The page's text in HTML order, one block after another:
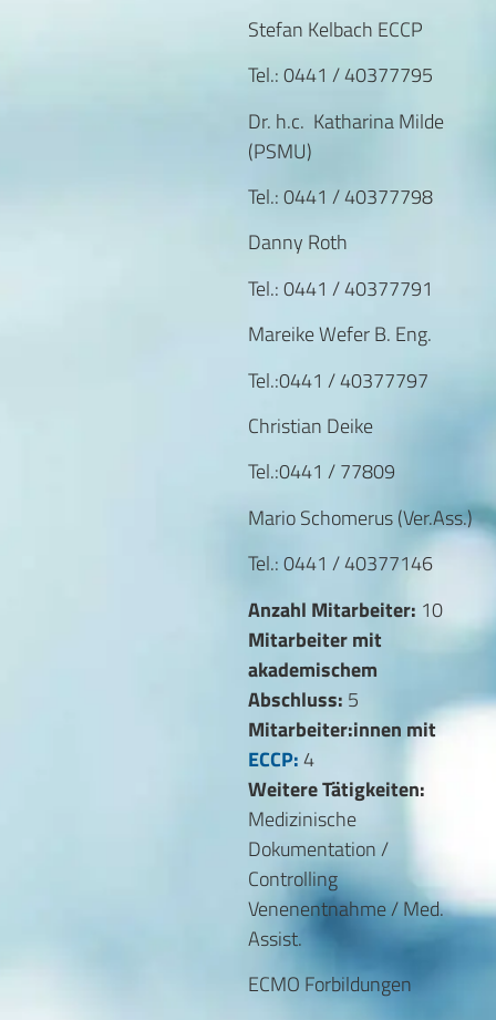
Stefan Kelbach ECCP
Tel.: 0441 / 40377795
Dr. h.c. Katharina Milde
(PSMU)
Tel.: 0441 / 40377798
Danny Roth
Tel.: 0441 / 40377791
Mareike Wefer B. Eng.
Tel.:0441 / 40377797
Christian Deike
Tel.:0441 / 77809
Mario Schomerus (Ver.Ass.)
Tel.: 0441 / 40377146
Anzahl Mitarbeiter: 10
Mitarbeiter mit
akademischem
Abschluss: 5
Mitarbeiter:innen mit
ECCP:4
Weitere Tätigkeiten:
Medizinische
Dokumentation /
Controlling
Venenentnahme / Med.
Assist.
ECMO Forbildungen